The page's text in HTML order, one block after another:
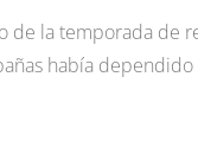
de la temporada de
había